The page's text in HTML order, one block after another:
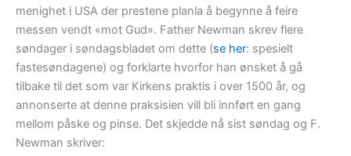
menighet i USA der prestene planla å begynne å feire
messen vendt «mot Gud». Father Newman skrev flere
søndager i søndagsbladet om dette (se her: spesielt
fastesøndagene) og forklarte hvorfor han ønsket å gå
tilbake til det som var Kirkens praktis i over 1500 år, og
annonserte at denne praksisien vill bli innført en gang
mellom påske og pinse. Det skjedde nå sist søndag og F.
Newman skriver: